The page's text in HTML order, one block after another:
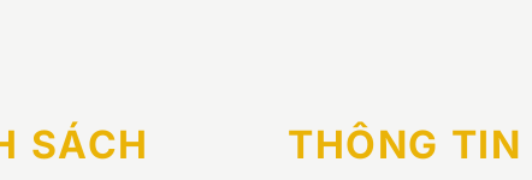
SÁCH THÔNG TIN